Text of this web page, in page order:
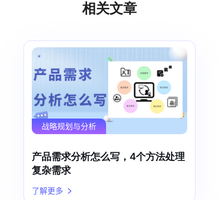
相关文章
战略规划与分析
产品需求分析怎么写，4个方法处理
复杂需求
了解更多